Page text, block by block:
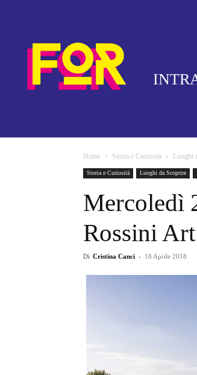
Home Storia e Curiosità Luoghi
Storia e Curiosità Luoghi da Scoprire
Mercoledì
Rossini
Di Cristina Canci - 18 Aprile 2018